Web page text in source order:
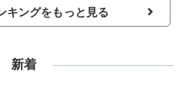
キングをもっと見る
新着